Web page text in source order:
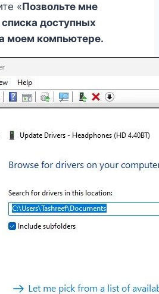
«Позвольте мне
доступных
моем компьютере.